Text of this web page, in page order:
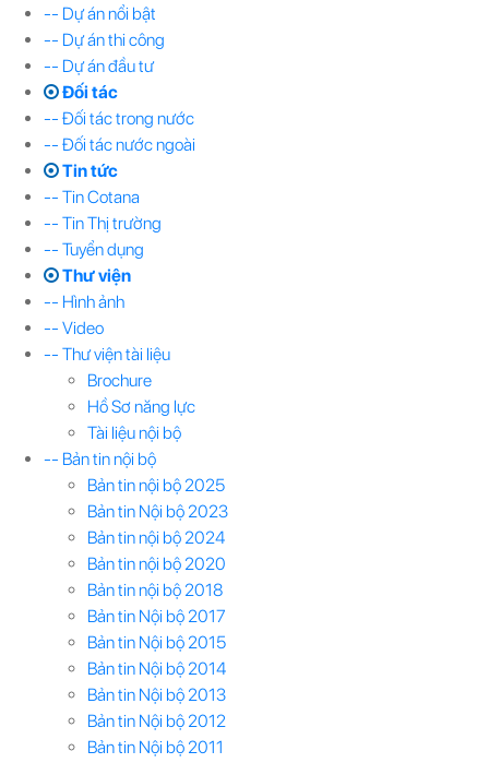
-- Dự án nổi bật
-- Dự án thi công
-- Dự án đầu tư
Đối tác
-- Đối tác trong nước
-- Đối tác nước ngoài
Tin tức
-- Tin Cotana
-- Tin Thị trường
-- Tuyển dụng
Thư viện
-- Hình ảnh
-- Video
-- Thư viện tài liệu
Brochure
Hồ Sơ năng lực
Tài liệu nội bộ
-- Bản tin nội bộ
Bản tin nội bộ 2025
Bản tin Nội bộ 2023
Bản tin nội bộ 2024
Bản tin nội bộ 2020
Bản tin nội bộ 2018
Bản tin Nội bộ 2017
Bản tin Nội bộ 2015
Bản tin Nội bộ 2014
Bản tin Nội bộ 2013
Bản tin Nội bộ 2012
Bản tin Nội bộ 2011